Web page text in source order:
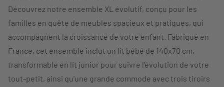
Découvrez notre ensemble XL évolutif, conçu pour les
familles en quête de meubles spacieux et pratiques, qui
accompagnent la croissance de votre enfant. Fabriqué en
France, cet ensemble inclut un lit bébé de 140x70 cm,
transformable en lit junior pour suivre l’évolution de votre
tout-petit, ainsi qu'une grande commode avec trois tiroirs